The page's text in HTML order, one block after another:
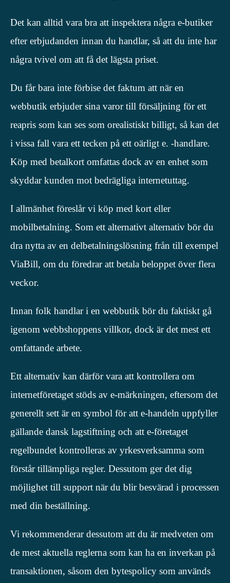
Det kan alltid vara bra att inspektera några e-butiker
efter erbjudanden innan du handlar, så att du inte har
några tvivel om att få det lägsta priset.
Du får bara inte förbise det faktum att när en
webbutik erbjuder sina varor till försäljning för ett
reapris som kan ses som orealistiskt billigt, så kan det
i vissa fall vara ett tecken på ett oärligt e. -handlare.
Köp med betalkort omfattas dock av en enhet som
skyddar kunden mot bedrägliga internetuttag.
I allmänhet föreslår vi köp med kort eller
mobilbetalning. Som ett alternativt alternativ bör du
dra nytta av en delbetalningslösning från till exempel
ViaBill, om du föredrar att betala beloppet över flera
veckor.
Innan folk handlar i en webbutik bör du faktiskt gå
igenom webbshoppens villkor, dock är det mest ett
omfattande arbete.
Ett alternativ kan därför vara att kontrollera om
internetföretaget stöds av e-märkningen, eftersom det
generellt sett är en symbol för att e-handeln uppfyller
gällande dansk lagstiftning och att e-företaget
regelbundet kontrolleras av yrkesverksamma som
förstår tillämpliga regler. Dessutom ger det dig
möjlighet till support när du blir besvärad i processen
med din beställning.
Vi rekommenderar dessutom att du är medveten om
de mest aktuella reglerna som kan ha en inverkan på
transaktionen, såsom den bytespolicy som används